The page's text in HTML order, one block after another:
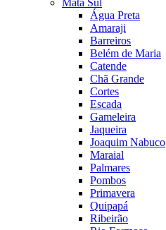
Mata Sul
Água Preta
Amaraji
Barreiros
Belém de Maria
Catende
Chã Grande
Cortes
Escada
Gameleira
Jaqueira
Joaquim Nabuco
Maraial
Palmares
Pombos
Primavera
Quipapá
Ribeirão